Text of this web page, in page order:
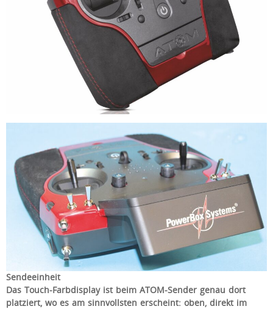
Sendeeinheit
Das Touch-Farbdisplay ist beim ATOM-Sender genau dort
platziert, wo es am sinnvollsten erscheint: oben, direkt im